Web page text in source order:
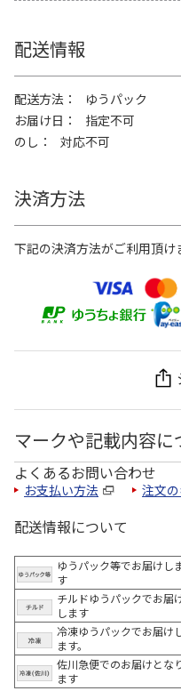
配送情報
配送方法
ゆうパック
お届け日
指定不可
のし
対応不可
決済方法
下記の決済方法がご利用頂け
マークや記載内容に
よくあるお問い合わせ
お支払い方法 注文
配送情報について
ゆうパック等でお届けし
す
チルドゆうパックでお届
します
冷凍ゆうパックでお届け
ます。
佐川急便でのお届けとな
ます